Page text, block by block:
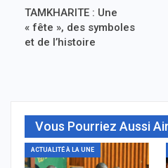
TAMKHARITE : Une
« fête », des symboles
et de l’histoire
Vous Pourriez Aussi
ACTUALITÉ À LA UNE